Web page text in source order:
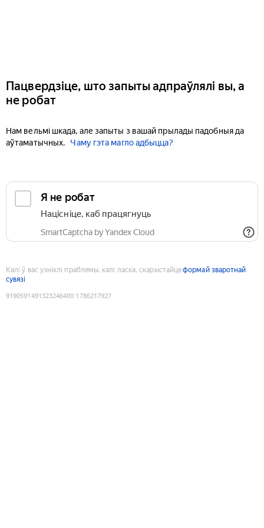
Пацвердзіце, што запыты адпраўлялі вы, а
не робат
Нам вельмі шкада, але запыты з вашай прылады падобныя да
аўтаматычных.
Чаму гэта магло адбыцца?
Я не робат
Націсніце, каб працягнуць
SmartCaptcha by Yandex Cloud
Калі ў вас узніклі праблемы, калі ласка, скарыстайцеформай зваротнай
сувязі
9190591491323246400:1786217927